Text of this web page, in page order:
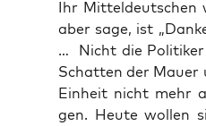
Ihr Mit­tel­deut­schen
aber sage, ist
… Nicht die Poli­ti­ker
Schat­ten der Mau­er
Ein­heit nicht mehr
gen. Heu­te wol­len